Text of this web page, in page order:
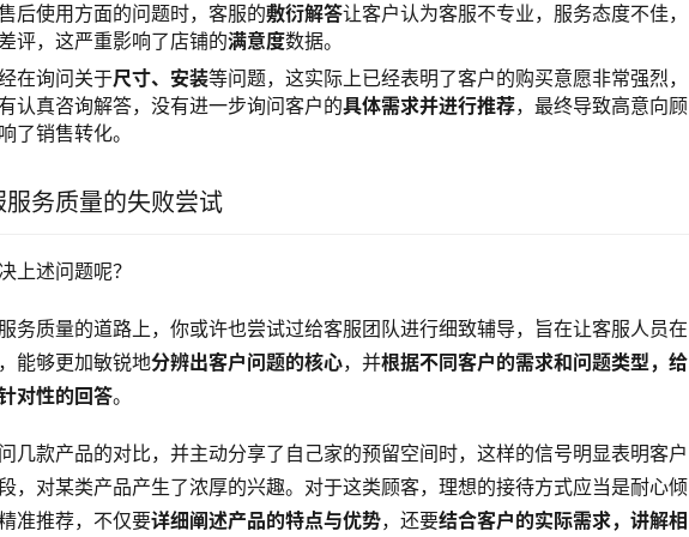
后使用方面的问题时，客服的敷衍解答让客户认为客服不专业，服务态度不佳，
评，这严重影响了店铺的满意度数据。
在询问关于尺寸、安装等问题，这实际上已经表明了客户的购买意愿非常强烈，
认真咨询解答，没有进一步询问客户的具体需求并进行推荐，最终导致高意向顾
了销售转化。
务质量的失败尝试
上述问题呢？
务质量的道路上，你或许也尝试过给客服团队进行细致辅导，旨在让客服人员在
能够更加敏锐地分辨出客户问题的核心，并根据不同客户的需求和问题类型，给
对性的回答。
几款产品的对比，并主动分享了自己家的预留空间时，这样的信号明显表明客户
，对某类产品产生了浓厚的兴趣。对于这类顾客，理想的接待方式应当是耐心倾
准推荐，不仅要详细阐述产品的特点与优势，还要结合客户的实际需求，讲解相